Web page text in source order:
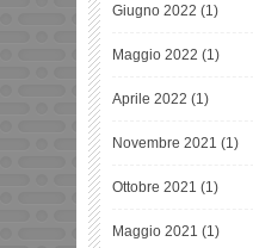
Giugno 2022 (1)
Maggio 2022 (1)
Aprile 2022 (1)
Novembre 2021 (1)
Ottobre 2021 (1)
Maggio 2021 (1)